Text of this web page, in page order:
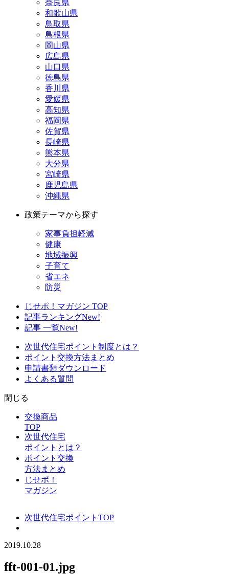
奈良県
和歌山県
鳥取県
島根県
岡山県
広島県
山口県
徳島県
香川県
愛媛県
高知県
福岡県
佐賀県
長崎県
熊本県
大分県
宮崎県
鹿児島県
沖縄県
政策テーマから探す
家事負担軽減
健康
地域振興
子育て
省エネ
防災
じせポ！マガジン TOP
記事ランキングNew!
記事 一覧New!
次世代住宅ポイント制度とは？
ポイント交換方法まとめ
申請書類ダウンロード
よくある質問
閉じる
交換商品
TOP
次世代住宅
ポイントとは？
ポイント交換
方法まとめ
じせポ！
マガジン
次世代住宅ポイントTOP
2019.10.28
fft-001-01.jpg